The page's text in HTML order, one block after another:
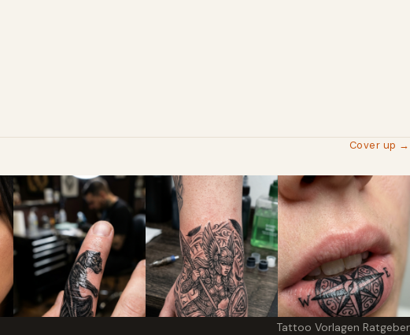
Cover up →
Tattoo Vorlagen Ratgeber